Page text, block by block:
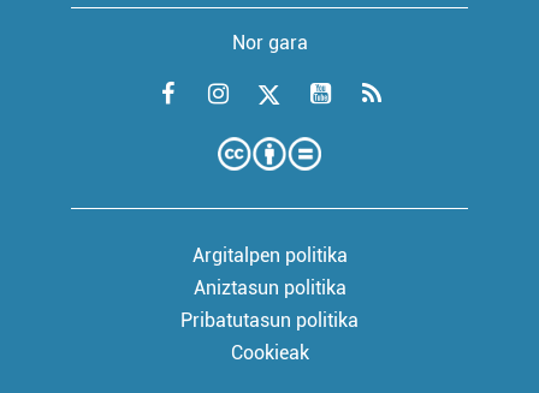
Nor gara
Argitalpen politika
Aniztasun politika
Pribatutasun politika
Cookieak